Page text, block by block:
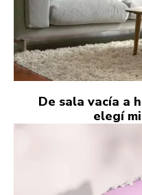
De sala vacía a
elegí